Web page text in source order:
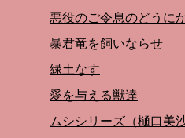
悪役のご令息のどうに
暴君竜を飼いならせ
緑土なす
愛を与える獣達
ムシシリーズ（樋口美